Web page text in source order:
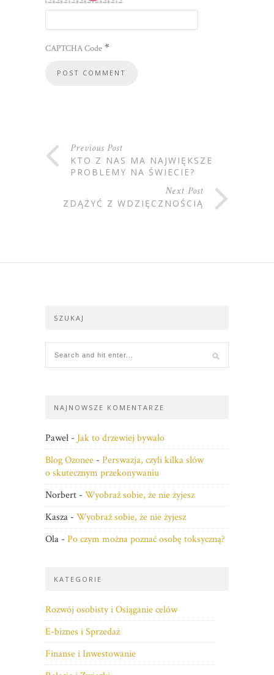
CAPTCHA Code *
Previous Post
KTO Z NAS MA NAJWIĘKSZE
PROBLEMY NA ŚWIECIE?
Next Post
ZDĄŻYĆ Z WDZIĘCZNOŚCIĄ
SZUKAJ
NAJNOWSZE KOMENTARZE
Paweł - Jak to drzewiej bywało
Blog Ozonee - Perswazja, czyli kilka słów
o skutecznym przekonywaniu
Norbert - Wyobraź sobie, że nie żyjesz
Kasza - Wyobraź sobie, że nie żyjesz
Ola - Po czym można poznać osobę toksyczną?
KATEGORIE
Rozwój osobisty i Osiąganie celów
E-biznes i Sprzedaż
Finanse i Inwestowanie